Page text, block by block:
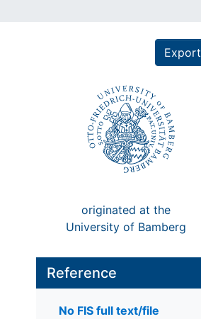
Export
originated at the
University of Bamberg
Reference
No FIS full text/file